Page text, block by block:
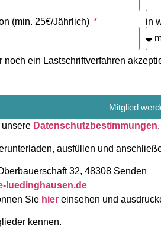
(min. 25€/Jährlich) in
ein Lastschriftverfahren
Mitglied
Datenschutzbestimmungen.
ausfüllen und
32, 48308 Senden
luedinghausen.de
Sie hier einsehen und
kennen.